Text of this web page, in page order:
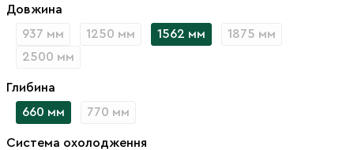
Довжина
937 мм
1250 мм 1562 мм
1875 мм
2500 мм
Глибина
660 мм
770 мм
Система охолодження